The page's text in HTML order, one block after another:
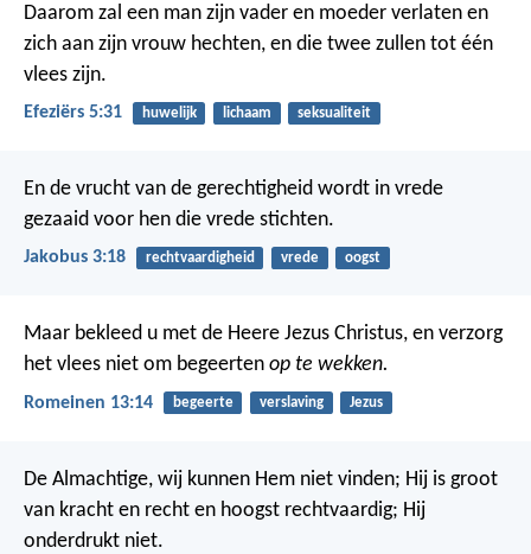
Daarom zal een man zijn vader en moeder verlaten en
zich aan zijn vrouw hechten, en die twee zullen tot één
vlees zijn.
Efeziërs 5:31 huwelijk lichaam seksualiteit
En de vrucht van de gerechtigheid wordt in vrede
gezaaid voor hen die vrede stichten.
Jakobus 3:18 rechtvaardigheid vrede oogst
Maar bekleed u met de Heere Jezus Christus, en verzorg
het vlees niet om begeerten op te wekken.
Romeinen 13:14 begeerte verslaving Jezus
De Almachtige, wij kunnen Hem niet vinden; Hij is groot
van kracht en recht en hoogst rechtvaardig; Hij
onderdrukt niet.